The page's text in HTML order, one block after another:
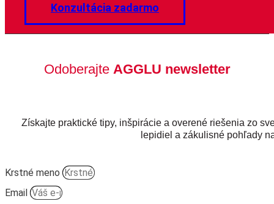
Konzultácia zadarmo
Odoberajte AGGLU newsletter
Získajte praktické tipy, inšpirácie a overené riešenia zo
lepidiel a zákulisné pohľady
Krstné meno
Email